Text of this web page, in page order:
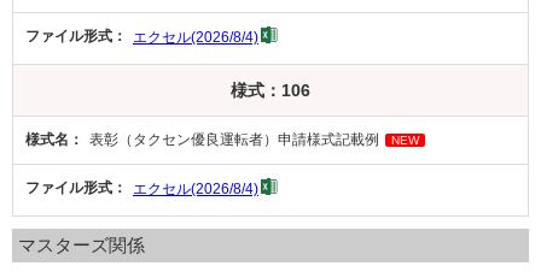
エクセル(2026/8/4)
様式：106
表彰（タクセン優良運転者）申請様式記載例 NEW
エクセル(2026/8/4)
マスターズ関係